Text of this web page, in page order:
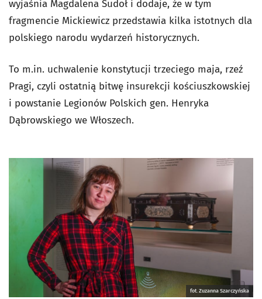
wyjaśnia Magdalena Sudoł i dodaje, że w tym
fragmencie Mickiewicz przedstawia kilka istotnych dla
polskiego narodu wydarzeń historycznych.
To m.in. uchwalenie konstytucji trzeciego maja, rzeź
Pragi, czyli ostatnią bitwę insurekcji kościuszkowskiej
i powstanie Legionów Polskich gen. Henryka
Dąbrowskiego we Włoszech.
fot. Zuzanna Szarczyńska